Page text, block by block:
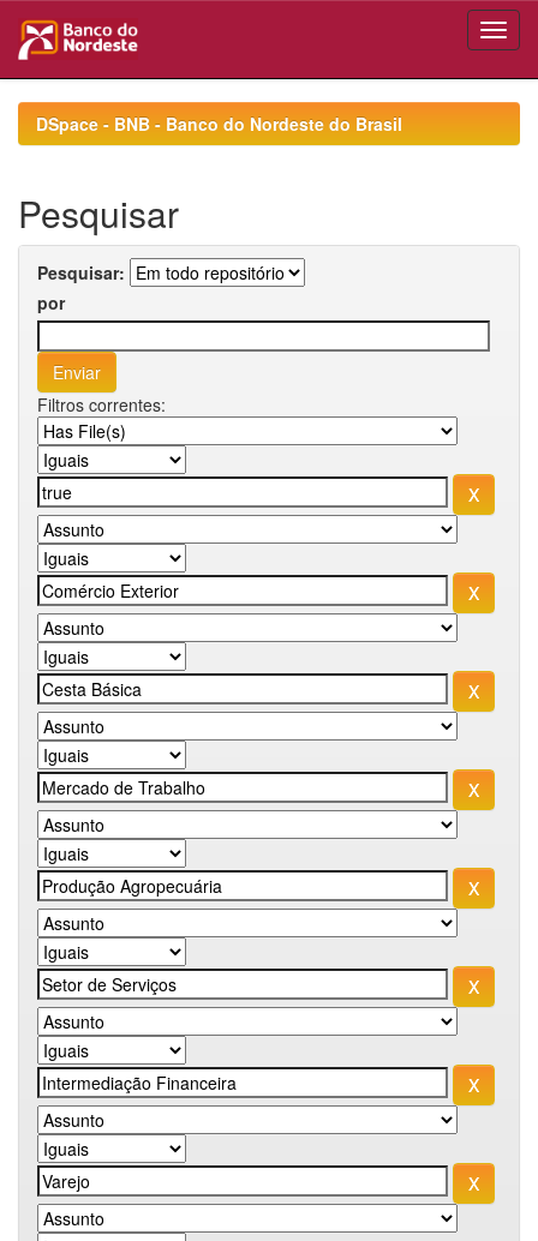
navigationDSpace - BNB - Banco do Nordeste do Brasil
Pesquisar
Pesquisar:
por
Filtros correntes: